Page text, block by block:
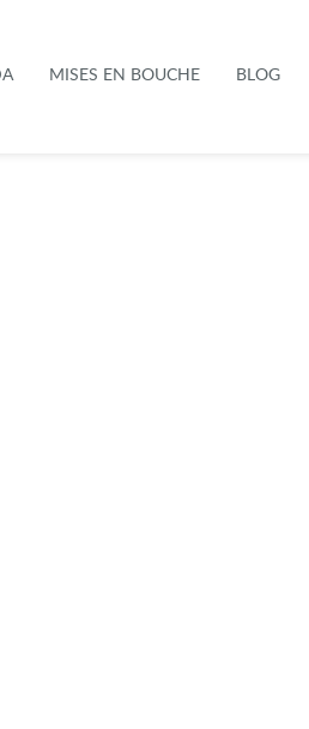
MISES EN BOUCHE BLOG